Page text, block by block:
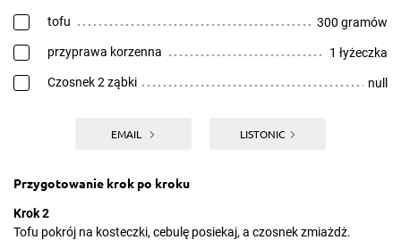
tofu 300 gramów
przyprawa korzenna 1 łyżeczka
Czosnek 2 ząbki null
EMAIL LISTONIC
Przygotowanie krok po kroku
Krok 2
Tofu pokrój na kosteczki, cebulę posiekaj, a czosnek zmiażdż.